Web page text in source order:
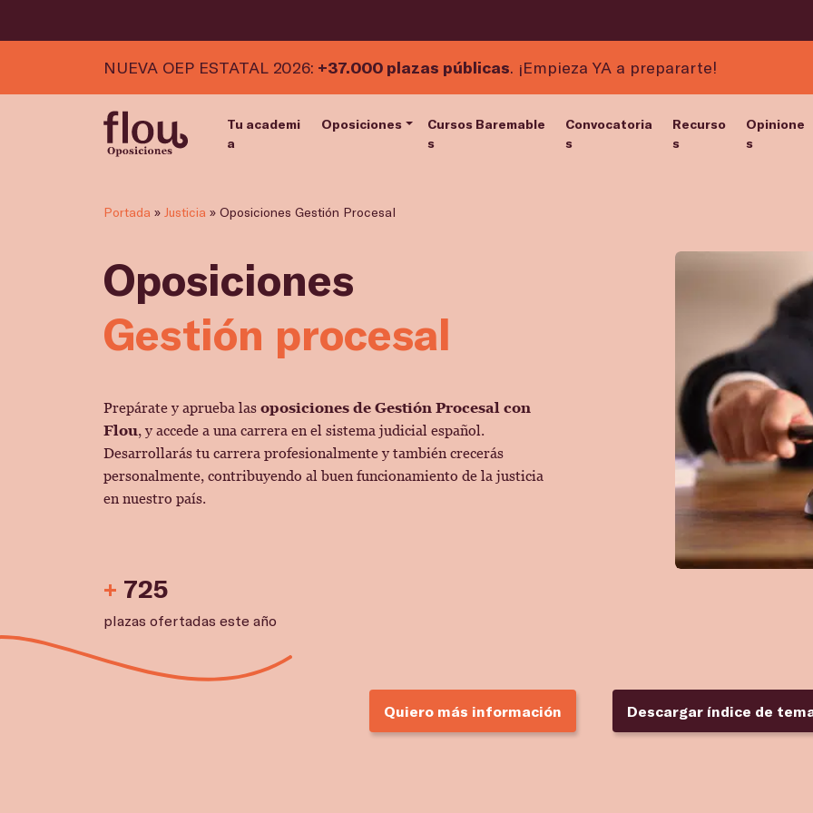
NUEVA OEP ESTATAL 2026: +37.000 plazas públicas. ¡Empieza YA a prepararte!
Tu academi
a
Oposiciones
Cursos Baremable
s
Convocatoria
s
Recurso
s
Opinione
s
Portada » Justicia » Oposiciones Gestión Procesal
Oposiciones
Gestión procesal
Prepárate y aprueba las oposiciones de Gestión Procesal con
Flou, y accede a una carrera en el sistema judicial español.
Desarrollarás tu carrera profesionalmente y también crecerás
personalmente, contribuyendo al buen funcionamiento de la justicia
en nuestro país.
+ 725
plazas ofertadas este año
Quiero más información Descargar índice de